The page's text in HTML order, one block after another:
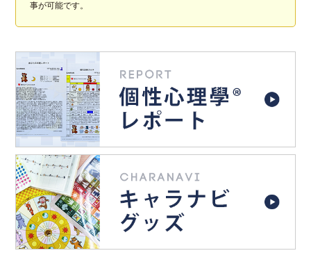
事が可能です。